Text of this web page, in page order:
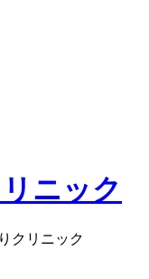
クリニック